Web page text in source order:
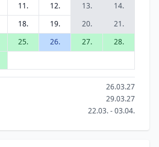
11. 12. 13.
14.
18. 19. 20.
21.
25. 26. 27.
28.
26.03.27
29.03.27
22.03. - 03.04.